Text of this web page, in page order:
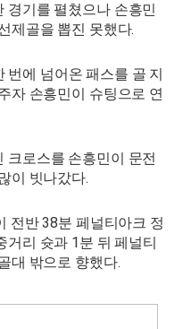
경기를 펼쳤으나 손흥민
제골을 뽑진 못했다.
번에 넘어온 패스를 골 지
자 손흥민이 슈팅으로 연
크로스를 손흥민이 문전
이 빗나갔다.
전반 38분 페널티아크 정
거리 슛과 1분 뒤 페널티
대 밖으로 향했다.